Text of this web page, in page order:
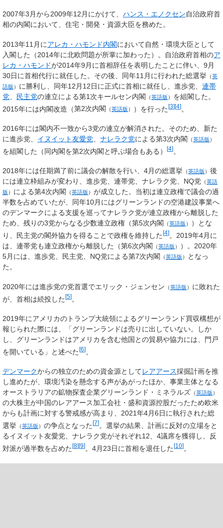
2007年3月から2009年12月にかけて、 ハンス・エノクセン自治政府首
相の内閣において、住宅・開発・資源大臣を務めた。
2013年11月にアレカ・ハモンド内閣において自然・環境大臣として
入閣した（2014年に北欧問題が所掌に加わった）。自治政府首相のア
レカ・ハモンドが2014年9月に首相辞任を表明したことに伴い、9月
30日に首相代行に就任した。その後、同年11月に行われた総選挙 （英
語版 ） に勝利し、同年12月12日に正式に首相に就任し、進歩党、 連帯
党
民主党の連立による第1次キールセン内閣 （英語版 ） を組閣した。
2015年には内閣改造（第2次内閣 （英語版 ） ）を行った[3][4]。
2016年には閣内不一致から3党の連立が解消された。そのため、新た
に進歩党、 イヌイット友愛党 ナレラク党による第3次内閣 （英語版 ）
を組閣した（同内閣を第2次内閣と呼ぶ場合もある） [4]。
2018年には任期満了前に議会の解散を行い、4月の総選挙 （英語版 ） 後
には連立枠組みが変わり、進歩党、連帯党、ナレラク党、 NQ党 （英語
版 ） による第4次内閣 （英語版 ） が成立した。当初は連立政権で議会の過
半数を占めていたが、同年10月にはグリーンランドの空港建設事業へ
のデンマークによる支援を巡ってナレラク党が連立政権から離脱した
ため、残りの3党からなる少数連立政権（第5次内閣 （英語版 ）
）とな
り、民主党の閣外協力を得ることで政権を維持した [4] 。2019年4月に
は、連帯党も連立政権から離脱した（第6次内閣 （英語版 ）
）。2020年
5月には、進歩党、民主党、NQ党による第7次内閣 （英語版 ）
となっ
た。
2020年には進歩党の党首選でエリック・ジェンセン （英語版 ） に敗れた
が、首相は続投した[5]
2019年にアメリカのトランプ大統領によるグリーンランド買収構想が
報じられた際には、「グリーンランドは売りに出していない。しか
し、グリーンランドはアメリカを含む他国との貿易や協力には、門戸
を開いている」と述べた[6]。
デンマークからの独立のための資金源としてレアアース採掘計画を推
し進めたが、環境汚染を懸念する声があがったほか、事業主体となる
オーストラリアの鉱物探査企業グリーンランド・ミネラルズ （英語版 ）
の大株主が中国のレアアース加工会社・盛和資源控股だったため欧米
からも計画に対する警戒感が高まり、2021年4月6日に執行された総
選挙 （英語版 ） の争点となった [7] 。選挙の結果、計画に反対の立場をと
るイヌイット友愛党、ナレラク党がそれぞれ12、4議席を獲得し、反
対派が過半数を占めた[8][9]。4月23日に首相を退任した[10]。